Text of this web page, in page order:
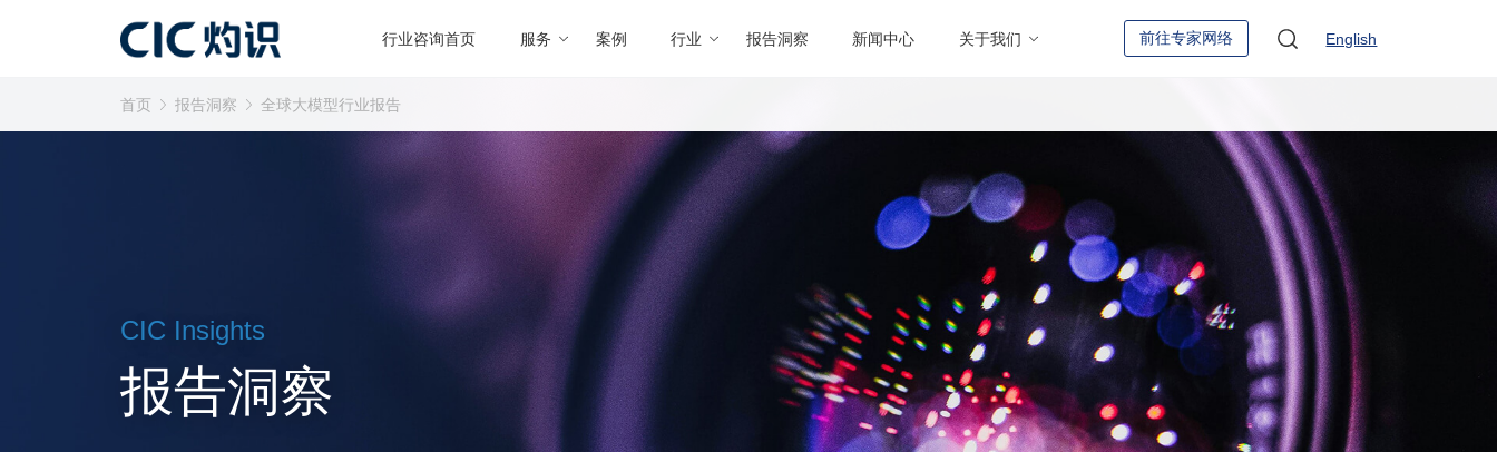
行业咨询首页 服务 案例 行业 报告洞察 新闻中心 关于我们 前往专家网络 English
CIC Insights
报告洞察
首页 报告洞察 全球大模型行业报告